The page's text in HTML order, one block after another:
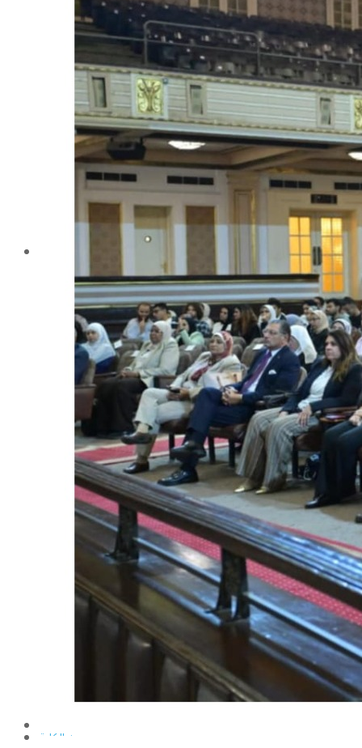
مستشارى لجان الإتحاد
تليفونات تهمك
الجوائز والمراكز خلال العام الجامعى 2019-2020
الأنشطة الطلابية
2016-2017
2017-2018
2019-2020
2020-2021
الخريجون
ملتقى الخريجين
خريجى الكلية
المستندات المطلوبة لاستخراج شهادات التخرج
الأقسام العلمية
الإجتماع الريفي والإرشاد الزراعي
الأراضى
الإقتصاد الزراعى
الألـــبان
أمراض النبات
الإنتاج الحيواني
بساتين الزينة
بساتين الفاكهة
الحشرات الإقتصادية والمبيدات
الحيوان والنيماتولوجيا الزراعية
الخضر
الصناعات الغذائية
الكيميـــاء الحيوية
النبات الزراعى
المحاصيل
الميكروبيولوجيا الزراعية
الهندسة الزراعية
الوراثة
البرامج التعليمية
برامج اللغة العربية
برامج اللغة الانجليزية
عن الكلية